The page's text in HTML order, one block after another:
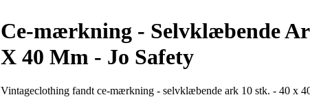
Ce-mærkning - Selvklæbende
X 40 Mm - Jo Safety
Vintageclothing fandt ce-mærkning - selvklæbende ark 10 stk. - 40 x